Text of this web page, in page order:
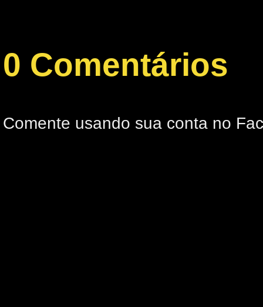
0 Comentários
Comente usando sua conta no